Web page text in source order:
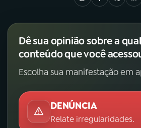
Dê sua opinião sobre a
conteúdo que você
Escolha sua manifestação em
DENÚNCIA
Relate irregularidades.